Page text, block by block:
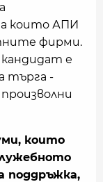
които АПИ
фирми.
кандидат е
търга -
които
поддръжка,